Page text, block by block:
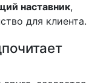
наставник,
для клиента.